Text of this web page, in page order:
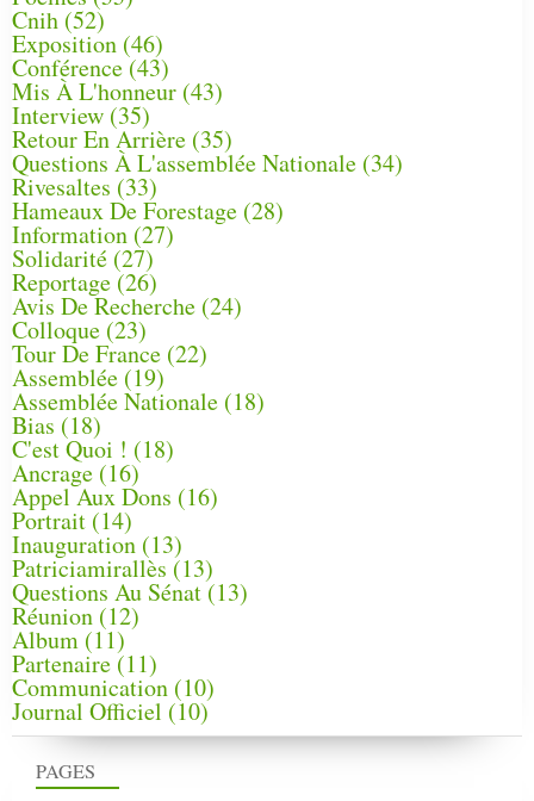
PAGES
Cnih (52)
Exposition (46)
Conférence(43)
Mis À L'honneur (43)
Interview (35)
Retour En Arrière (35)
Questions À L'assemblée Nationale (34)
Rivesaltes (33)
Hameaux De Forestage (28)
Information (27)
Solidarité (27)
Reportage (26)
Avis De Recherche (24)
Colloque (23)
Tour De France (22)
Assemblée (19)
Assemblée Nationale (18)
Bias (18)
C'est Quoi ! (18)
Ancrage (16)
Appel Aux Dons (16)
Portrait (14)
Inauguration (13)
Patriciamirallès (13)
Questions Au Sénat(13)
Réunion (12)
Album (11)
Partenaire(11)
Communication (10)
Journal Officiel (10)